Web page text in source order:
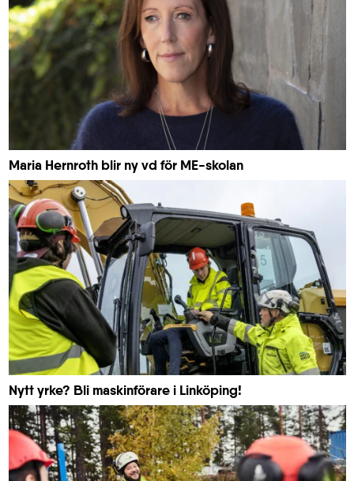
Maria Hernroth blir ny vd för ME-skolan
Nytt yrke? Bli maskinförare i Linköping!